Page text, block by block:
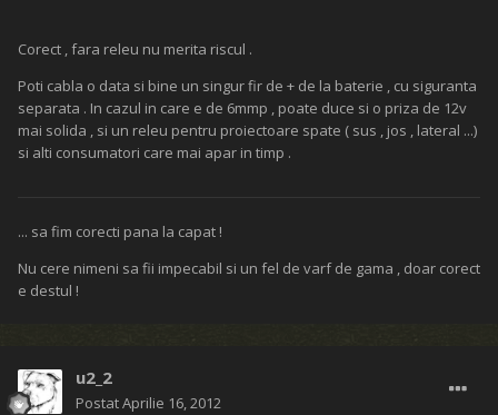
Corect , fara releu nu merita riscul .
Poti cabla o data si bine un singur fir de + de la baterie , cu siguranta
separata . In cazul in care e de 6mmp , poate duce si o priza de 12v
mai solida , si un releu pentru proiectoare spate ( sus , jos , lateral ...)
si alti consumatori care mai apar in timp .
... sa fim corecti pana la capat !
Nu cere nimeni sa fii impecabil si un fel de varf de gama , doar corect
e destul !
u2_2
PostatAprilie 16, 2012